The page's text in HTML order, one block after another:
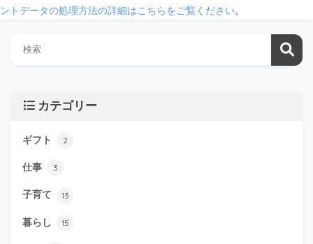
ントデータの処理方法の詳細はこちらをご覧ください。
カテゴリー
ギフト 2
仕事 3
子育て 13
暮らし 15